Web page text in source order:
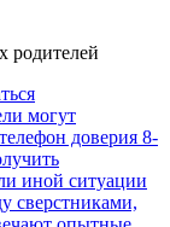
родителей